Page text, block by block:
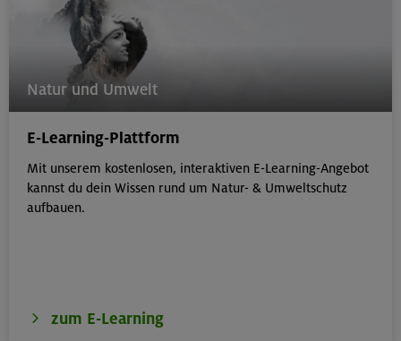
Natur und Umwelt
E-Learning-Plattform
Mit unserem kostenlosen, interaktiven E-Learning-Angebot
kannst du dein Wissen rund um Natur- & Umweltschutz
aufbauen.
zum E-Learning